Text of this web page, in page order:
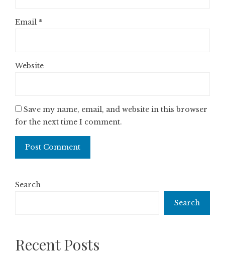
Email *
Website
Save my name, email, and website in this browser
for the next time I comment.
Search
Search
Recent Posts